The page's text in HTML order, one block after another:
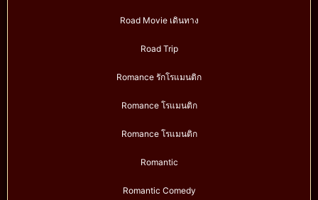
Road Movie เดินทาง
Road Trip
Romance รักโรแมนติก
Romance โรแมนติก
Romance โรแมนติก
Romantic
Romantic Comedy